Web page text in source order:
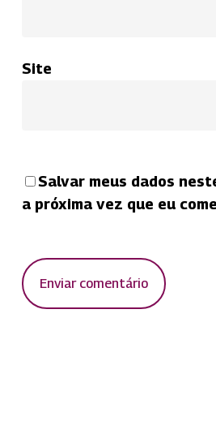
Site
Salvar meus dados
a próxima vez que eu